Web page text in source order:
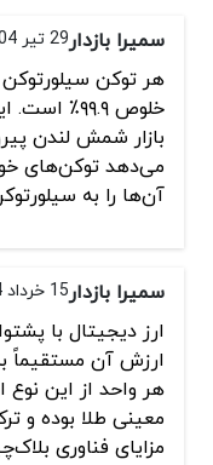
سمیرا بازدار29 تیر 1404 - 21:30
هر توکن
خلوص
بازار شمش لندن
می‌دهد توکن‌های
آن‌ها را به
سمیرا بازدار15 خرداد 1404 - 10:56
ارز دیجیتال با
ارزش آن مستقیماً
هر واحد از این نوع
معینی طلا بوده و
مزایای فناوری